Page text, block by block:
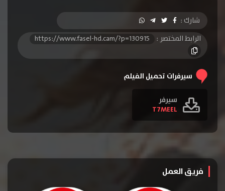
شارك :
الرابط المختصر :
https://www.fasel-hd.cam/?p=130915
سيرفرات تحميل الفيلم
سيرفر
T7MEEL
فريق العمل